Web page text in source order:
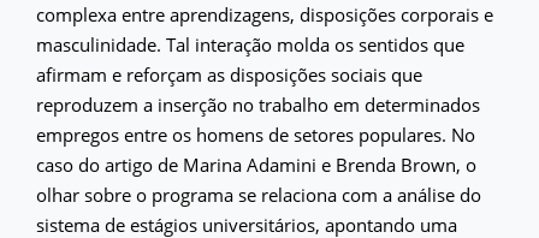
complexa entre aprendizagens, disposições corporais e
masculinidade. Tal interação molda os sentidos que
afirmam e reforçam as disposições sociais que
reproduzem a inserção no trabalho em determinados
empregos entre os homens de setores populares. No
caso do artigo de Marina Adamini e Brenda Brown, o
olhar sobre o programa se relaciona com a análise do
sistema de estágios universitários, apontando uma